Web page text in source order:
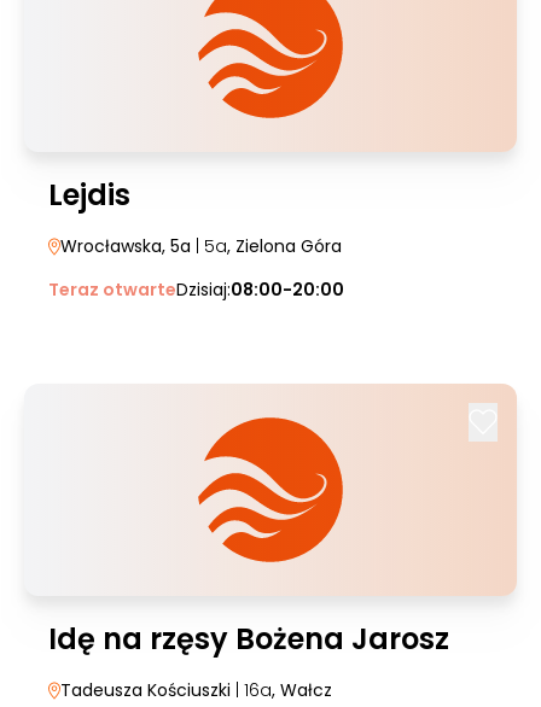
Lejdis
Wrocławska, 5a | 5a, Zielona Góra
Teraz otwarteDzisiaj:08:00-20:00
Idę na rzęsy Bożena Jarosz
Tadeusza Kościuszki | 16a, Wałcz